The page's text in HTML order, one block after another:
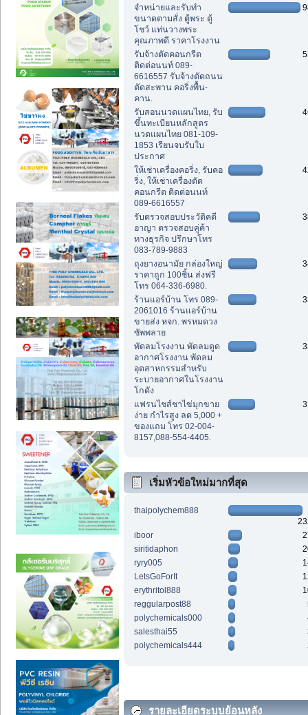
จำหน่ายและรับทำ
ขนาดตามสั่ง ตู้พระ ตู้
โชว์ แท่นวางพระ
คุณภาพดี ราคาโรงงาน
รับจ้างตัดคอนกรีต
ติดต่อนนท์ 089-
6616557 รับจ้างตัดถนน
ตัดสะพาน คอริ่งพื้น-
คาน.
รับสอนนวดแผนไทย, รับ
ขึ้นทะเบียนหลักสูตร
นวดแผนไทย 081-109-
1853 เรียนจบรับใบ
ประกาศ
ให้เช่าเครื่องคอริ่ง, รับคอ
ริ่ง, ให้เช่าเครื่องตัด
คอนกรีต ติดต่อนนท์
089-6616557
รับตรวจสอบประวัติคดี
อาญา ตรวจสอบคู่ค้า
ทางธุรกิจ ปรึกษาโทร
083-789-9883
ถุงยางอนามัย กล่องใหญ่
ราคาถูก 100ชิ้น ส่งฟรี
โทร 064-336-6980.
ร้านแอร์บ้าน โทร 089-
2061016 ร้านแอร์บ้าน
ขายส่ง หจก. พรหมดวง
ซัพพลาย
พัดลมโรงงาน พัดลมดูด
อากาศโรงงาน พัดลม
อุตสาหกรรมสำหรับ
ระบายอากาศในโรงงาน
โกดัง
แฟรนไชส์ชาไข่มุกขาย
ง่าย กำไรสูง ลด 5,000 +
ของแถม โทร 02-004-
8157,088-554-4405.
เริ่มหัวข้อใหม่มากที่สุด
thaipolychem888
iboor
siritidaphon
ryry005
LetsGoForIt
erythritol888
reggularpost88
polychemicals000
salesthai55
polychemicals444
รายละเอียดระบบย้อนหลัง